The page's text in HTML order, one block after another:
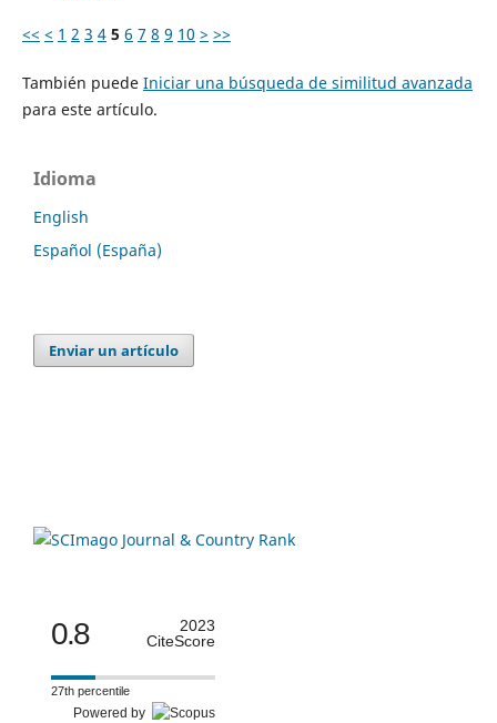
<< < 1 2 3 4 5 6 7 8 9 10 > >>
También puede Iniciar una búsqueda de similitud avanzada
para este artículo.
Idioma
English
Español (España)
Enviar un artículo
0.8
2023
CiteScore
27th percentile
Powered by